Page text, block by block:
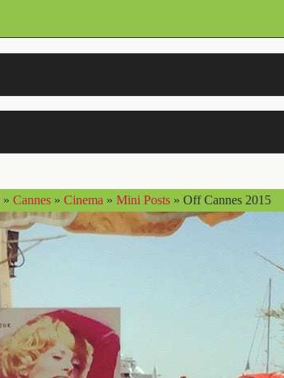
» Cannes » Cinema » Mini Posts » Off Cannes 2015